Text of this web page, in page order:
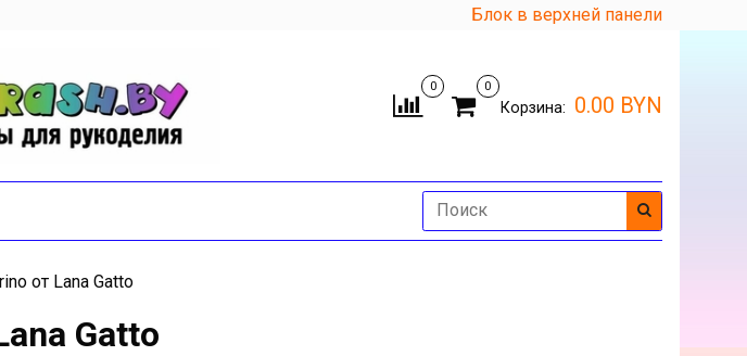
Блок в верхней панели
0 0
Корзина: 0.00 BYN
от Lana Gatto
Gatto